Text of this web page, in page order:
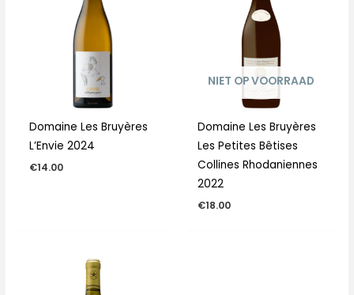
Domaine Les Bruyères
L’Envie 2024
€14.00
NIET OP VOORRAAD
Domaine Les Bruyères
Les Petites Bêtises
Collines Rhodaniennes
2022
€18.00